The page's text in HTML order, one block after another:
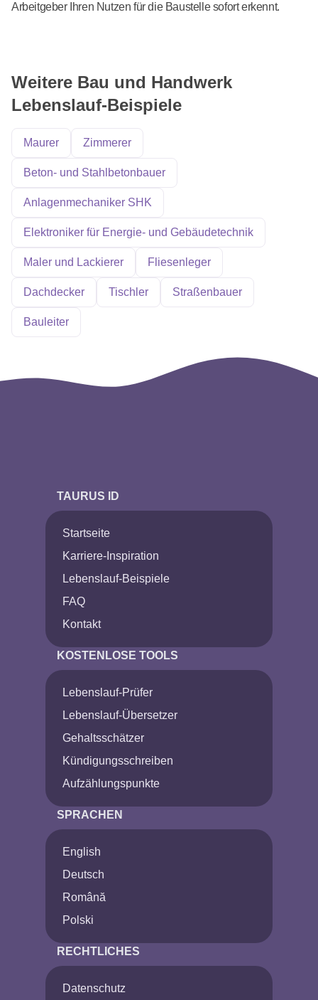
Arbeitgeber Ihren Nutzen für die Baustelle sofort erkennt.
Weitere Bau und Handwerk
Lebenslauf-Beispiele
Maurer Zimmerer
Beton- und Stahlbetonbauer
Anlagenmechaniker SHK
Elektroniker für Energie- und Gebäudetechnik
Maler und Lackierer Fliesenleger
Dachdecker Tischler Straßenbauer
Bauleiter
TAURUS ID
Startseite
Karriere-Inspiration
Lebenslauf-Beispiele
FAQ
Kontakt
KOSTENLOSE TOOLS
Lebenslauf-Prüfer
Lebenslauf-Übersetzer
Gehaltsschätzer
Kündigungsschreiben
Aufzählungspunkte
SPRACHEN
English
Deutsch
Română
Polski
RECHTLICHES
Datenschutz